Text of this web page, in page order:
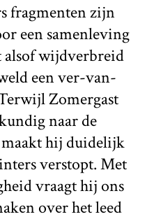
fragmenten zijn
een samenleving
alsof wijdverbreid
een ver-van-
Zomergast
naar de
hij duidelijk
verstopt. Met
vraagt hij ons
over het leed